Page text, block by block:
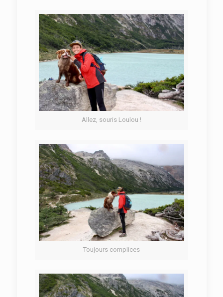
Allez, souris Loulou !
Toujours complices